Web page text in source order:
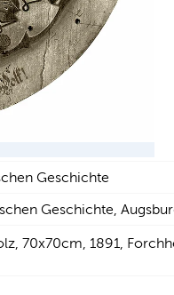
Geschichte
Geschichte,
70x70cm, 1891,